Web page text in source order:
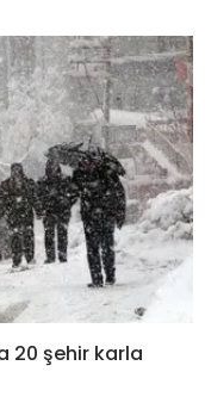
20 şehir karla